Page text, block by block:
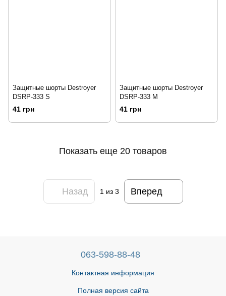
Защитные шорты Destroyer
DSRP-333 S
41 грн
Защитные шорты Destroyer
DSRP-333 М
41 грн
Показать еще 20 товаров
Назад 1из 3 Вперед
063-598-88-48
Контактная информация
Полная версия сайта